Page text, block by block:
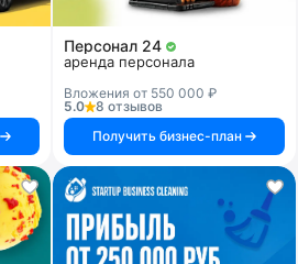
Персонал 24
аренда персонала
Вложения от 550 000 ₽
5.0
8 отзывов
Получить бизнес-план